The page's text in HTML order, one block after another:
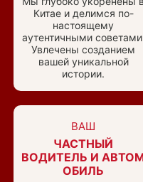
Китае и делимся по-
настоящему
аутентичными
Увлечены созданием
вашей уникальной
истории.
ВАШ
ЧАСТНЫЙ
ВОДИТЕЛЬ И
ОБИЛЬ